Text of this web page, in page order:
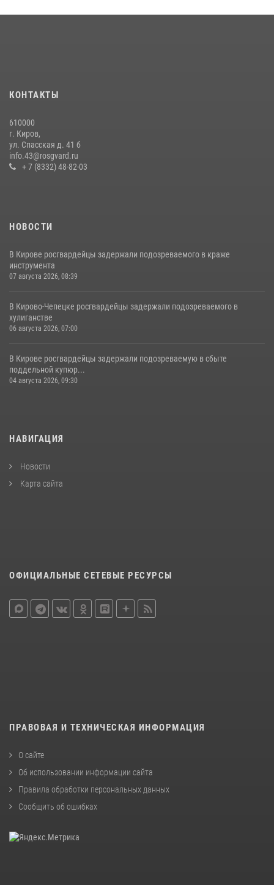
молодоженов
Кировские росгвардейцы задержали неоднократно судимую
гражданку, подозреваемую в краже
21 июля 2026, 08:20
КОНТАКТЫ
610000
г. Киров,
ул. Спасская д. 41 б
info.43@rosgvard.ru
+ 7 (8332) 48-82-03
НОВОСТИ
В Кирове росгвардейцы задержали подозреваемого в краже
инструмента
07 августа 2026, 08:39
В Кирово-Чепецке росгвардейцы задержали подозреваемого в
хулиганстве
06 августа 2026, 07:00
В Кирове росгвардейцы задержали подозреваемую в сбыте
поддельной купюр...
04 августа 2026, 09:30
НАВИГАЦИЯ
Новости
Карта сайта
ОФИЦИАЛЬНЫЕ СЕТЕВЫЕ РЕСУРСЫ
ПРАВОВАЯ И ТЕХНИЧЕСКАЯ ИНФОРМАЦИЯ
О сайте
Об использовании информации сайта
Правила обработки персональных данных
Сообщить об ошибках